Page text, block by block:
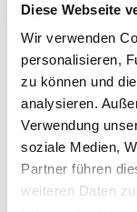
Diese Webseite
Wir verwenden
personalisieren,
zu können und
analysieren.
Verwendung
soziale Medien,
Partner führen
weiteren Daten
All unsere
auf die
ausgerichtet.
bieten
fördern die
sind aus